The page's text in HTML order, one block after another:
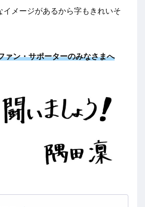
イメージがあるから字もきれいそ
ァン・サポーターのみなさまへ